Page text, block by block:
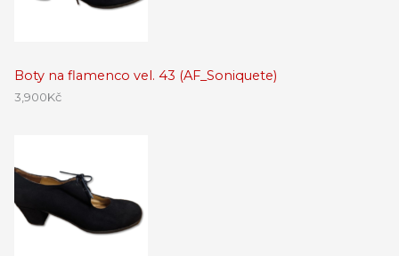
Boty na flamenco vel. 43 (AF_Soniquete)
3,900Kč